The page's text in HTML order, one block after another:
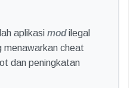
aplikasi modilegal
menawarkan cheat
dan peningkatan